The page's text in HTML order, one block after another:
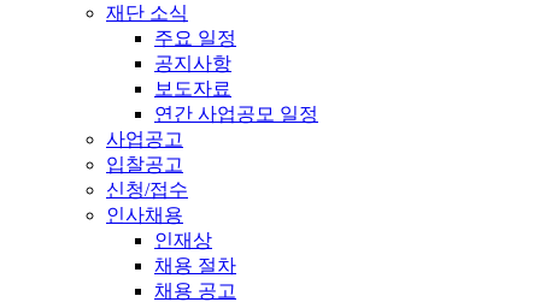
재단 소식
주요 일정
공지사항
보도자료
연간 사업공모 일정
사업공고
입찰공고
신청/접수
인사채용
인재상
채용 절차
채용 공고